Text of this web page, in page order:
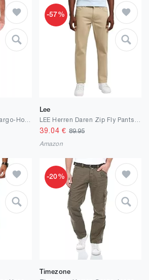
-57%
Lee
39.04 € 89.95
Amazon
-20%
Timezone